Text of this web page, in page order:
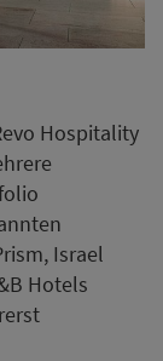
Hospitality
Israel
Hotels